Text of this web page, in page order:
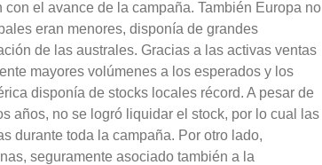
el avance de la campaña. También Europa no
eran menores, disponía de grandes
de las australes. Gracias a las activas ventas
mayores volúmenes a los esperados y los
disponía de stocks locales récord. A pesar de
años, no se logró liquidar el stock, por lo cual las
durante toda la campaña. Por otro lado,
seguramente asociado también a la